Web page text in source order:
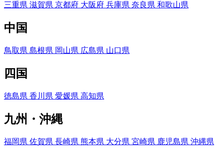
三重県 滋賀県 京都府 大阪府 兵庫県 奈良県 和歌山県
中国
鳥取県 島根県 岡山県 広島県 山口県
四国
徳島県 香川県 愛媛県 高知県
九州・沖縄
福岡県 佐賀県 長崎県 熊本県 大分県 宮崎県 鹿児島県 沖縄県